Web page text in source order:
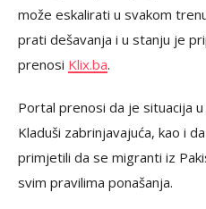
može eskalirati u svakom
prati dešavanja i u stanju je
prenosi Klix.ba.
Portal prenosi da je situacija
Kladuši zabrinjavajuća, kao i
primjetili da se migranti iz
svim pravilima ponašanja.